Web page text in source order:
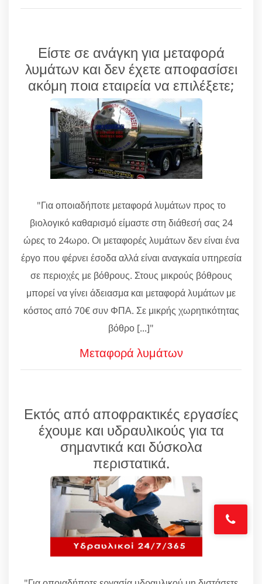
Είστε σε ανάγκη για μεταφορά
λυμάτων και δεν έχετε αποφασίσει
ακόμη ποια εταιρεία να επιλέξετε;
"Για οποιαδήποτε μεταφορά λυμάτων προς το
βιολογικό καθαρισμό είμαστε στη διάθεσή σας 24
ώρες το 24ωρο. Οι μεταφορές λυμάτων δεν είναι ένα
έργο που φέρνει έσοδα αλλά είναι αναγκαία υπηρεσία
σε περιοχές με βόθρους. Στους μικρούς βόθρους
μπορεί να γίνει άδειασμα και μεταφορά λυμάτων με
κόστος από 70€ συν ΦΠΑ. Σε μικρής χωρητικότητας
βόθρο [...]"
Μεταφορά λυμάτων
Εκτός από αποφρακτικές εργασίες
έχουμε και υδραυλικούς για τα
σημαντικά και δύσκολα
περιστατικά.